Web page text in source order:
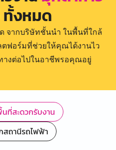
ทั้งหมด
จากบริษัทชั้นนำ ในพื้นที่ใกล้
ฟอร์มที่ช่วยให้คุณได้งานไว
างต่อไปในอาชีพรอคุณอยู่
ที่สะดวกรับงาน
สถานีรถไฟฟ้า